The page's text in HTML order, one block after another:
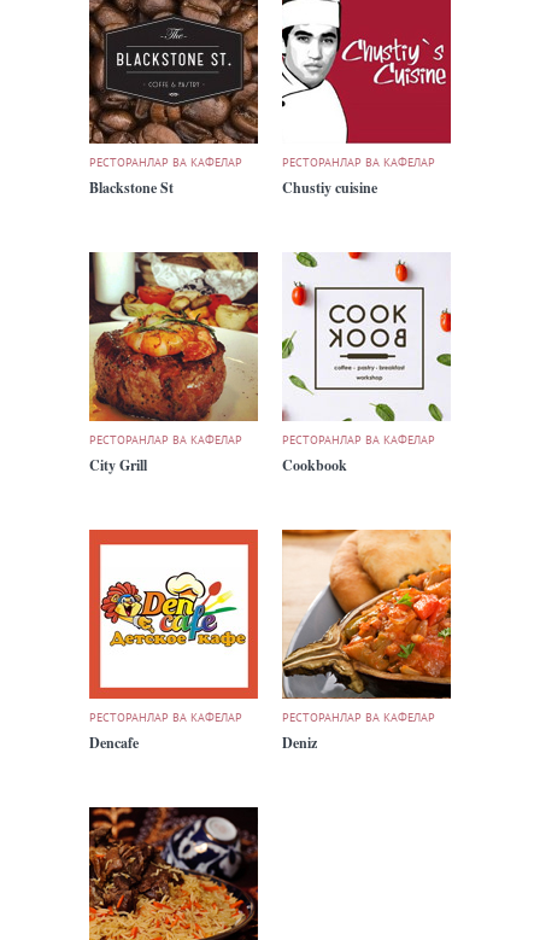
РЕСТОРАНЛАР ВА КАФЕЛАР
Blackstone St
РЕСТОРАНЛАР ВА КАФЕЛАР
Chustiy cuisine
РЕСТОРАНЛАР ВА КАФЕЛАР
City Grill
РЕСТОРАНЛАР ВА КАФЕЛАР
Cookbook
РЕСТОРАНЛАР ВА КАФЕЛАР
Dencafe
РЕСТОРАНЛАР ВА КАФЕЛАР
Deniz